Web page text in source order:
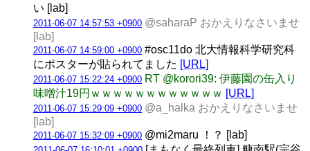
い [lab]
2011-06-07 14:57:53 +0900 @saharaP おかえりなさいませ
[lab]
2011-06-07 14:59:00 +0900 #osc11do 北大情報科学研究科
にポスターが貼られてました [URL]
2011-06-07 15:22:24 +0900 RT @korori39: 伊藤園の缶入り
味噌汁19円ｗｗｗｗｗｗｗｗｗｗｗｗ [URL]
2011-06-07 15:29:09 +0900 @a_halka おかえりなさいませ
[lab]
2011-06-07 15:32:09 +0900 @mi2maru ！？ [lab]